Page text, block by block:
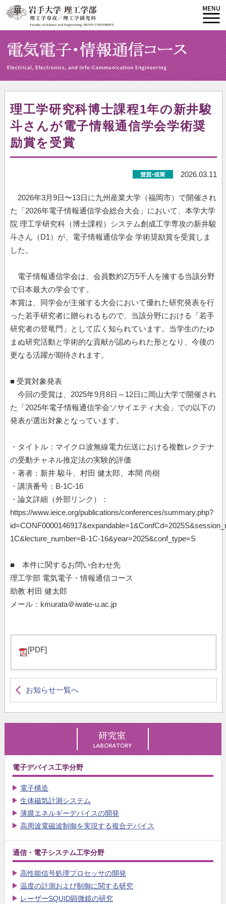
理工学研究科博士課程1年の新井駿
斗さんが電子情報通信学会学術奨
励賞を受賞
2026.03.11
2026年3月9日〜13日に九州産業大学（福岡市）で開催され
た「2026年電子情報通信学会総合大会」において、本学大学
院 理工学研究科（博士課程）システム創成工学専攻の新井駿
斗さん（D1）が、電子情報通信学会 学術奨励賞を受賞しま
した。
電子情報通信学会は、会員数約2万5千人を擁する当該分野
で日本最大の学会です。
本賞は、同学会が主催する大会において優れた研究発表を行
った若手研究者に贈られるもので、当該分野における「若手
研究者の登竜門」として広く知られています。当学生のたゆ
まぬ研究活動と学術的な貢献が認められた形となり、今後の
更なる活躍が期待されます。
■ 受賞対象発表
今回の受賞は、2025年9月8日～12日に岡山大学で開催され
た「2025年電子情報通信学会ソサイエティ大会」での以下の
発表が選出対象となっています。
・タイトル：マイクロ波無線電力伝送における複数レクテナ
の受動チャネル推定法の実験的評価
・著者：新井 駿斗、村田 健太郎、本間 尚樹
・講演番号：B-1C-16
・論文詳細（外部リンク）：
https://www.ieice.org/publications/conferences/summary.php?
1C&lecture_number=B-1C-16&year=2025&conf_type=S
■ 本件に関するお問い合わせ先
理工学部 電気電子・情報通信コース
助教 村田 健太郎
メール：kmurata＠iwate-u.ac.jp
[PDF]
お知らせ一覧へ
電子デバイス工学分野
電子構造
生体磁気計測システム
薄膜エネルギーデバイスの開発
高周波電磁波制御を実現する複合デバイス
通信・電子システム工学分野
高性能信号処理プロセッサの開発
温度の計測および制御に関する研究
レーザーSQUID顕微鏡の研究